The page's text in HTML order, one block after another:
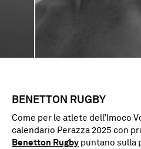
BENETTON RUGBY
Come per le atlete dell’Imoco
calendario Perazza 2025 con
Benetton Rugby puntano sulla